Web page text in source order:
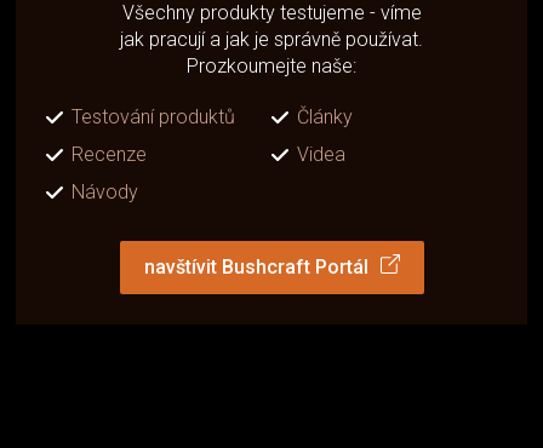
Všechny produkty testujeme - víme
jak pracují a jak je správně používat.
Prozkoumejte naše:
Testování produktů
Články
Recenze
Videa
Návody
navštívit Bushcraft Portál